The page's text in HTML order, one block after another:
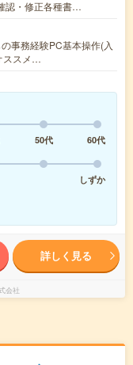
認・修正各種書…
事務経験PC基本操作(入
ススメ…
50代
60代
しずか
詳しく見る
会社